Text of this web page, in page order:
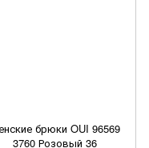
брюки OUI 96569
3760 Розовый 36